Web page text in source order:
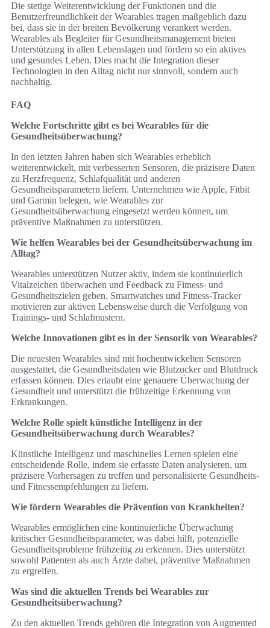
Die stetige Weiterentwicklung der Funktionen und die
Benutzerfreundlichkeit der Wearables tragen maßgeblich dazu
bei, dass sie in der breiten Bevölkerung verankert werden.
Wearables als Begleiter für Gesundheitsmanagement bieten
Unterstützung in allen Lebenslagen und fördern so ein aktives
und gesundes Leben. Dies macht die Integration dieser
Technologien in den Alltag nicht nur sinnvoll, sondern auch
nachhaltig.
FAQ
Welche Fortschritte gibt es bei Wearables für die
Gesundheitsüberwachung?
In den letzten Jahren haben sich Wearables erheblich
weiterentwickelt, mit verbesserten Sensoren, die präzisere Daten
zu Herzfrequenz, Schlafqualität und anderen
Gesundheitsparametern liefern. Unternehmen wie Apple, Fitbit
und Garmin belegen, wie Wearables zur
Gesundheitsüberwachung eingesetzt werden können, um
präventive Maßnahmen zu unterstützen.
Wie helfen Wearables bei der Gesundheitsüberwachung im
Alltag?
Wearables unterstützen Nutzer aktiv, indem sie kontinuierlich
Vitalzeichen überwachen und Feedback zu Fitness- und
Gesundheitszielen geben. Smartwatches und Fitness-Tracker
motivieren zur aktiven Lebensweise durch die Verfolgung von
Trainings- und Schlafmustern.
Welche Innovationen gibt es in der Sensorik von Wearables?
Die neuesten Wearables sind mit hochentwickelten Sensoren
ausgestattet, die Gesundheitsdaten wie Blutzucker und Blutdruck
erfassen können. Dies erlaubt eine genauere Überwachung der
Gesundheit und unterstützt die frühzeitige Erkennung von
Erkrankungen.
Welche Rolle spielt künstliche Intelligenz in der
Gesundheitsüberwachung durch Wearables?
Künstliche Intelligenz und maschinelles Lernen spielen eine
entscheidende Rolle, indem sie erfasste Daten analysieren, um
präzisere Vorhersagen zu treffen und personalisierte Gesundheits-
und Fitnessempfehlungen zu liefern.
Wie fördern Wearables die Prävention von Krankheiten?
Wearables ermöglichen eine kontinuierliche Überwachung
kritischer Gesundheitsparameter, was dabei hilft, potenzielle
Gesundheitsprobleme frühzeitig zu erkennen. Dies unterstützt
sowohl Patienten als auch Ärzte dabei, präventive Maßnahmen
zu ergreifen.
Was sind die aktuellen Trends bei Wearables zur
Gesundheitsüberwachung?
Zu den aktuellen Trends gehören die Integration von Augmented